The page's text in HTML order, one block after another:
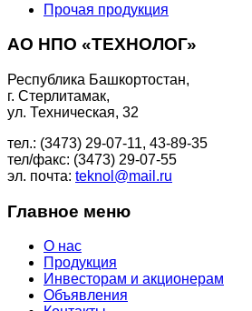
Прочая продукция
АО НПО «ТЕХНОЛОГ»
Республика Башкортостан,
г. Стерлитамак,
ул. Техническая, 32
тел.: (3473) 29-07-11, 43-89-35
тел/факс: (3473) 29-07-55
эл. почта: teknol@mail.ru
Главное меню
О нас
Продукция
Инвесторам и акционерам
Объявления